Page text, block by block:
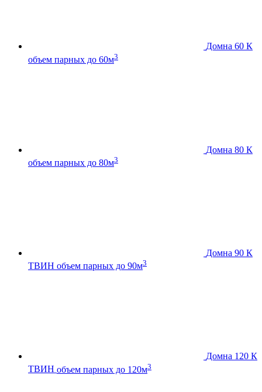
Домна 60 К
объем парных до 60м3
Домна 80 К
объем парных до 80м3
Домна 90 К
ТВИН объем парных до 90м3
Домна 120 К
ТВИН объем парных до 120м3